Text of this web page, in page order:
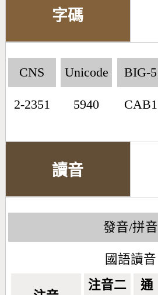
字碼
CNS
2-2351
Unicode
5940
BIG-5
CAB1
讀音
發音/拼音
國語讀音
注音二 通